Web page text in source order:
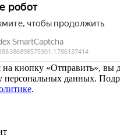
кнопку «Отправить», вы
персональных данных.
.